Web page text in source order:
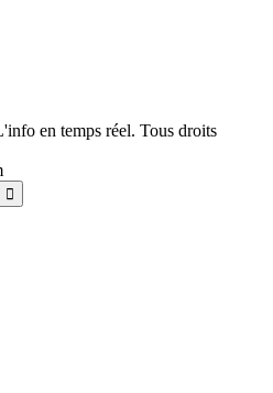
en temps réel. Tous droits